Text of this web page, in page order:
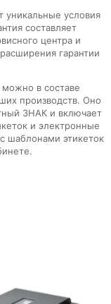
уникальные условия
составляет
центра и
гарантии
в составе
производств. Оно
ЗНАК и включает
и электронные
шаблонами этикеток